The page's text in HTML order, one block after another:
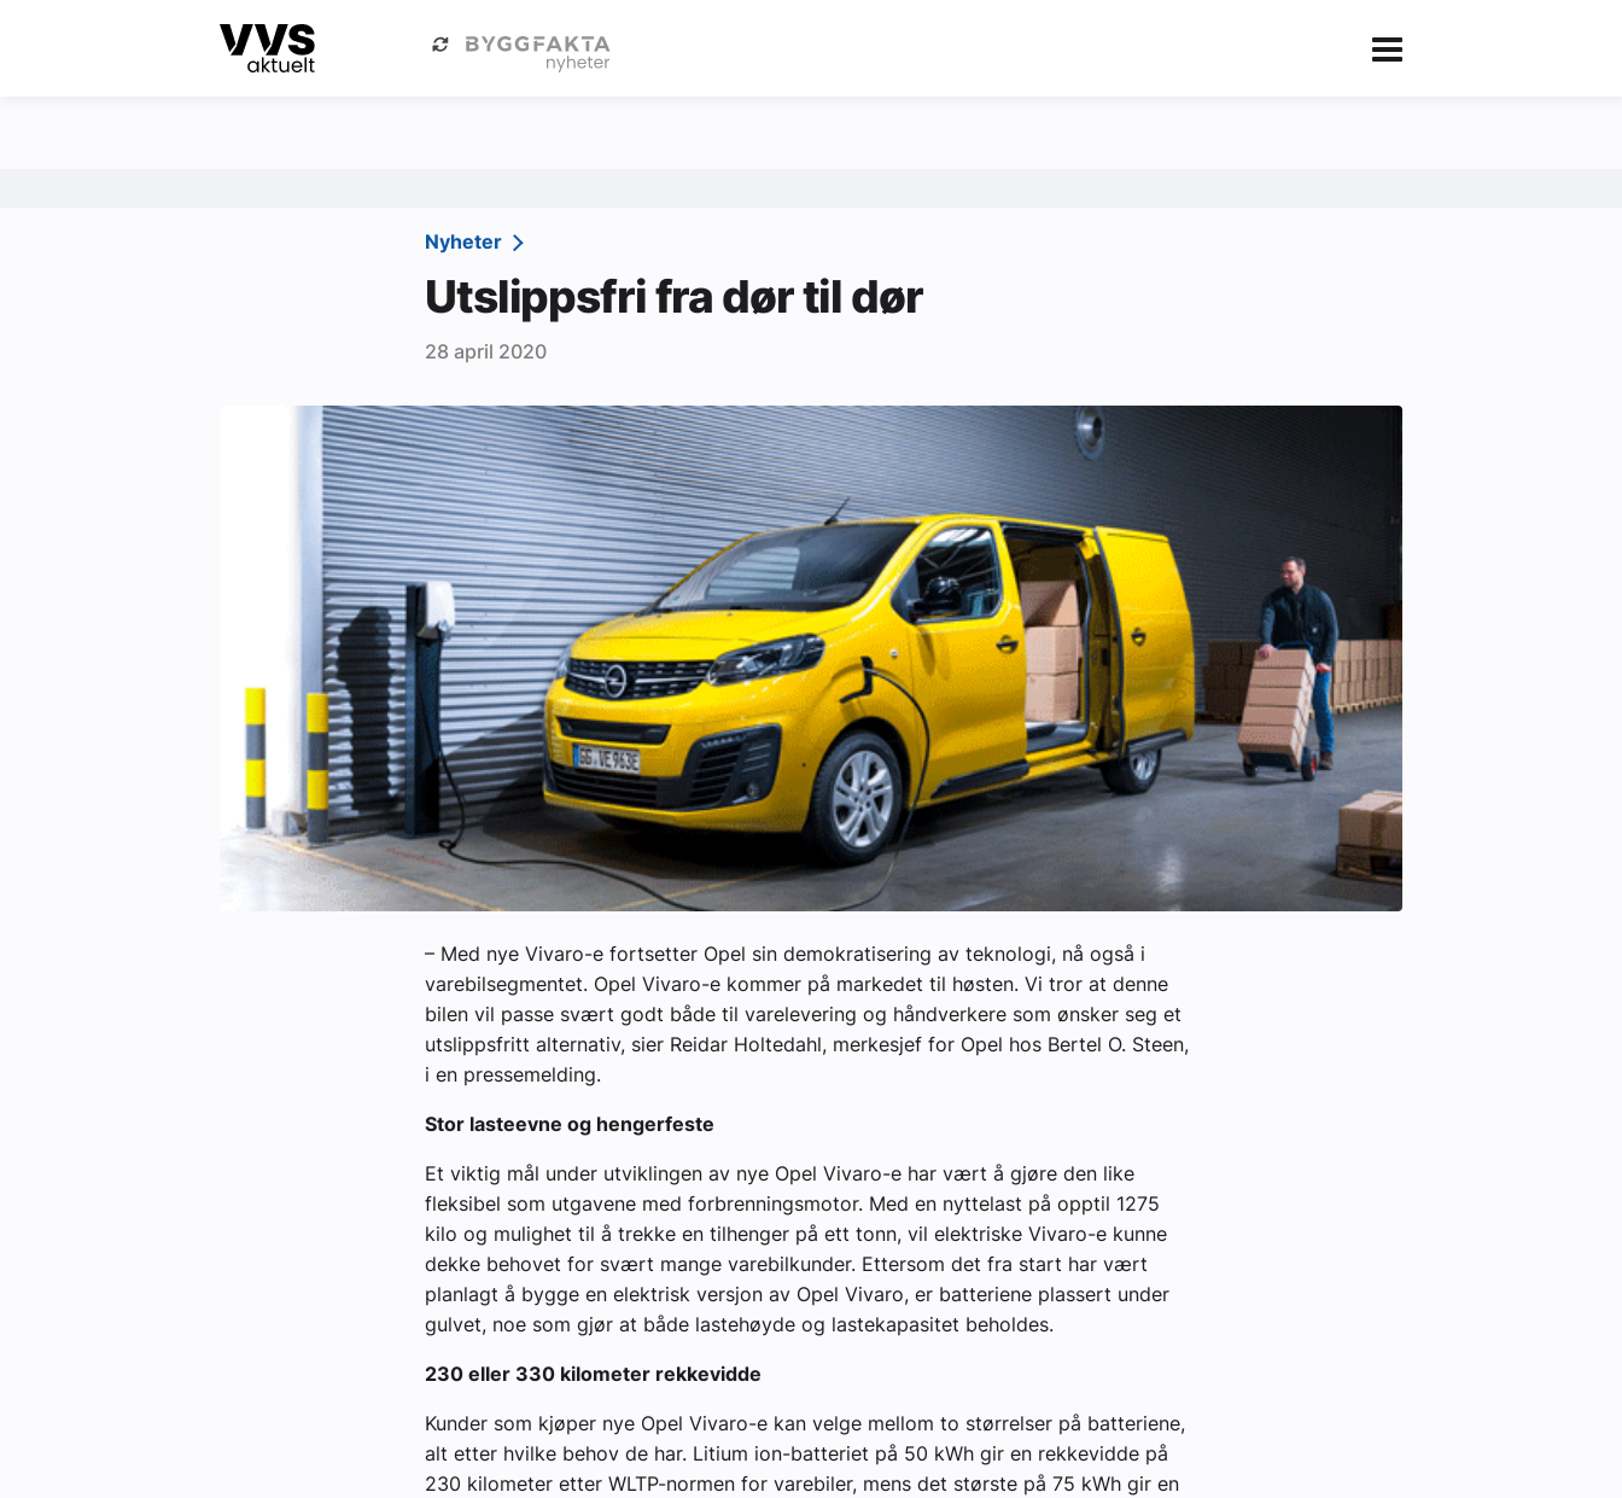
Kategorier Om VVS Aktuelt eBlad
Vann og avløp
Aktuelle prosjekter
Om VVS Aktuelt
Kontakt oss:
Abonner på fagbladet Byggfakta Nyheter
Annonsere i VVS Aktuelt
Kontakt oss
eBlad
Nyheter
Utslippsfri fra dør til dør
28 april 2020
– Med nye Vivaro-e fortsetter Opel sin demokratisering av teknologi, nå også i
varebilsegmentet. Opel Vivaro-e kommer på markedet til høsten. Vi tror at denne
bilen vil passe svært godt både til varelevering og håndverkere som ønsker seg et
utslippsfritt alternativ, sier Reidar Holtedahl, merkesjef for Opel hos Bertel O. Steen,
i en pressemelding.
Stor lasteevne og hengerfeste
Et viktig mål under utviklingen av nye Opel Vivaro-e har vært å gjøre den like
fleksibel som utgavene med forbrenningsmotor. Med en nyttelast på opptil 1275
kilo og mulighet til å trekke en tilhenger på ett tonn, vil elektriske Vivaro-e kunne
dekke behovet for svært mange varebilkunder. Ettersom det fra start har vært
planlagt å bygge en elektrisk versjon av Opel Vivaro, er batteriene plassert under
gulvet, noe som gjør at både lastehøyde og lastekapasitet beholdes.
230 eller 330 kilometer rekkevidde
Kunder som kjøper nye Opel Vivaro-e kan velge mellom to størrelser på batteriene,
alt etter hvilke behov de har. Litium ion-batteriet på 50 kWh gir en rekkevidde på
230 kilometer etter WLTP-normen for varebiler, mens det største på 75 kWh gir en